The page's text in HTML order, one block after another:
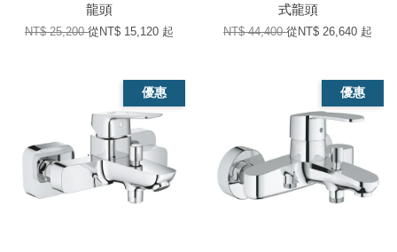
龍頭
NT$ 25,200從NT$ 15,120 起
式龍頭
NT$ 44,400從NT$ 26,640 起
優惠 優惠